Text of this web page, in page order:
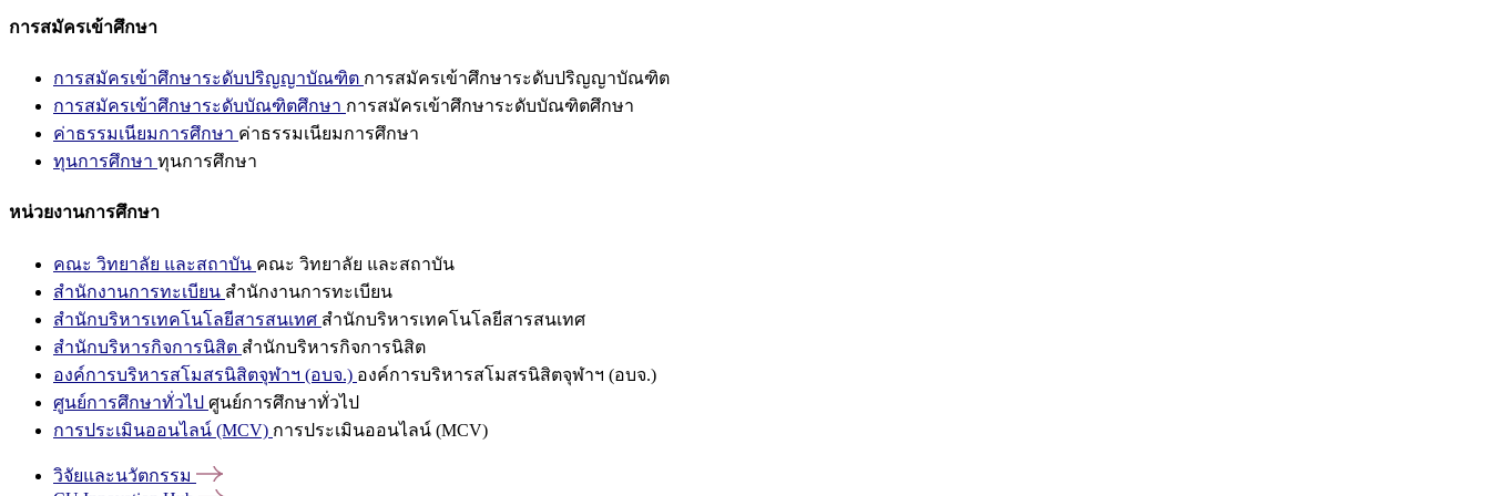
การสมัครเข้าศึกษา
การสมัครเข้าศึกษาระดับปริญญาบัณฑิต การสมัครเข้าศึกษาระดับปริญญาบัณฑิต
การสมัครเข้าศึกษาระดับบัณฑิตศึกษา การสมัครเข้าศึกษาระดับบัณฑิตศึกษา
ค่าธรรมเนียมการศึกษา ค่าธรรมเนียมการศึกษา
ทุนการศึกษา ทุนการศึกษา
หน่วยงานการศึกษา
คณะ วิทยาลัย และสถาบัน คณะ วิทยาลัย และสถาบัน
สำนักงานการทะเบียน สำนักงานการทะเบียน
สำนักบริหารเทคโนโลยีสารสนเทศ สำนักบริหารเทคโนโลยีสารสนเทศ
สำนักบริหารกิจการนิสิต สำนักบริหารกิจการนิสิต
องค์การบริหารสโมสรนิสิตจุฬาฯ (อบจ.) องค์การบริหารสโมสรนิสิตจุฬาฯ (อบจ.)
ศูนย์การศึกษาทั่วไป ศูนย์การศึกษาทั่วไป
การประเมินออนไลน์ (MCV) การประเมินออนไลน์ (MCV)
วิจัยและนวัตกรรม